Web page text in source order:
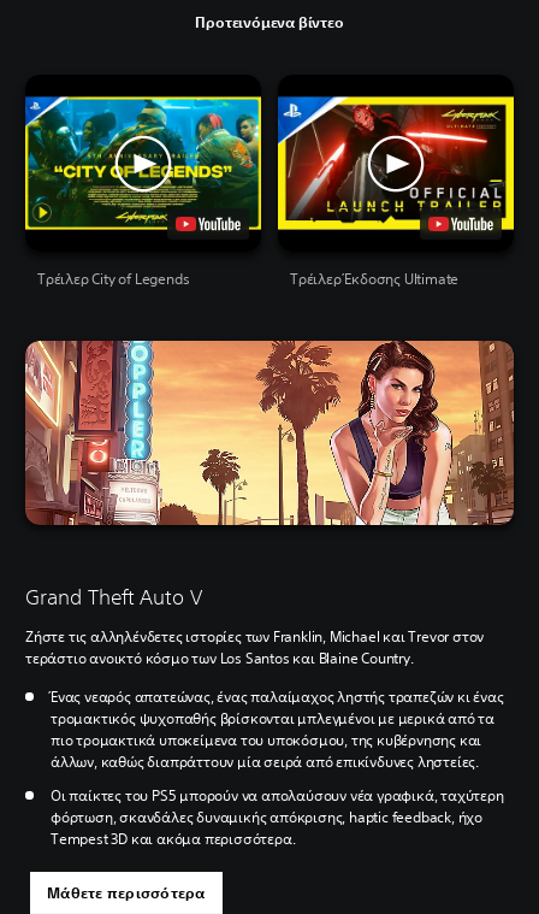
Προτεινόμενα βίντεο
Τρέιλερ City of Legends Τρέιλερ Έκδοσης Ultimate
Grand Theft Auto V
Ζήστε τις αλληλένδετες ιστορίες των Franklin, Michael και Trevor στον
τεράστιο ανοικτό κόσμο των Los Santos και Blaine Country.
Ένας νεαρός απατεώνας, ένας παλαίμαχος ληστής τραπεζών κι ένας
τρομακτικός ψυχοπαθής βρίσκονται μπλεγμένοι με μερικά από τα
πιο τρομακτικά υποκείμενα του υποκόσμου, της κυβέρνησης και
άλλων, καθώς διαπράττουν μία σειρά από επικίνδυνες ληστείες.
Οι παίκτες του PS5 μπορούν να απολαύσουν νέα γραφικά, ταχύτερη
φόρτωση, σκανδάλες δυναμικής απόκρισης, haptic feedback, ήχο
Tempest 3D και ακόμα περισσότερα.
Μάθετε περισσότερα